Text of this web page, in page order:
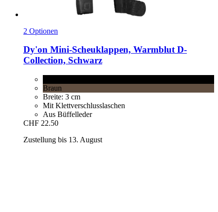
2 Optionen
Dy'on Mini-​Scheuklappen, Warmblut D-​
Collection, Schwarz
Braun
Breite: 3 cm
Mit Klettverschlusslaschen
Aus Büffelleder
CHF 22.50
Zustellung bis 13. August